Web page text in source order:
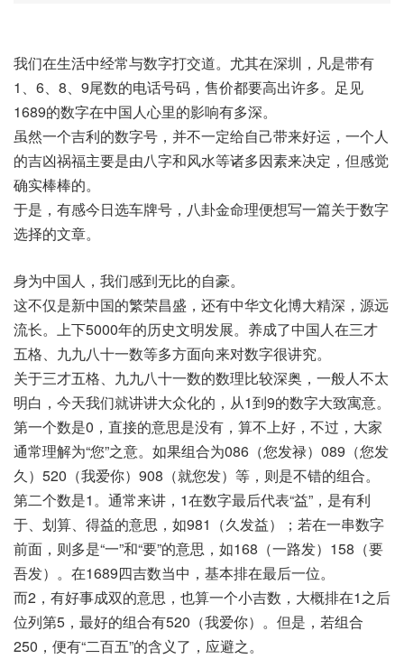
我们在生活中经常与数字打交道。尤其在深圳，凡是带有
1、6、8、9尾数的电话号码，售价都要高出许多。足见
1689的数字在中国人心里的影响有多深。
虽然一个吉利的数字号，并不一定给自己带来好运，一个人
的吉凶祸福主要是由八字和风水等诸多因素来决定，但感觉
确实棒棒的。
于是，有感今日选车牌号，八卦金命理便想写一篇关于数字
选择的文章。
身为中国人，我们感到无比的自豪。
这不仅是新中国的繁荣昌盛，还有中华文化博大精深，源远
流长。上下5000年的历史文明发展。养成了中国人在三才
五格、九九八十一数等多方面向来对数字很讲究。
关于三才五格、九九八十一数的数理比较深奥，一般人不太
明白，今天我们就讲讲大众化的，从1到9的数字大致寓意。
第一个数是0，直接的意思是没有，算不上好，不过，大家
通常理解为“您”之意。如果组合为086（您发禄）089（您发
久）520（我爱你）908（就您发）等，则是不错的组合。
第二个数是1。通常来讲，1在数字最后代表“益”，是有利
于、划算、得益的意思，如981（久发益）；若在一串数字
前面，则多是“一”和“要”的意思，如168（一路发）158（要
吾发）。在1689四吉数当中，基本排在最后一位。
而2，有好事成双的意思，也算一个小吉数，大概排在1之后
位列第5，最好的组合有520（我爱你）。但是，若组合
250，便有“二百五”的含义了，应避之。